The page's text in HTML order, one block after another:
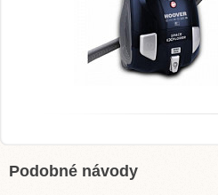
Podobné návody